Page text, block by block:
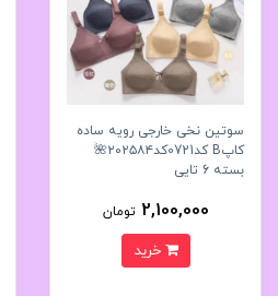
سوتین نخی خارجی رویه ساده
کاپB کد0721کد۲۰۲۵۸۴🌺
بسته 6 تایی
2,100,000 تومان
خرید